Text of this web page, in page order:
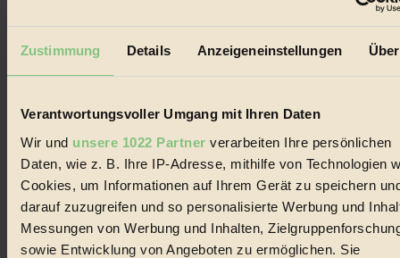
Zustimmung Details Anzeigeneinstellungen
Verantwortungsvoller Umgang mit Ihren Daten
Wir und unsere 1022 Partner verarbeiten Ihre persönlichen
Daten, wie z. B. Ihre IP-Adresse, mithilfe von Technologien
Cookies, um Informationen auf Ihrem Gerät zu speichern
darauf zuzugreifen und so personalisierte Werbung und
Messungen von Werbung und Inhalten,
sowie Entwicklung von Angeboten zu ermöglichen. Sie
Jetzt eintragen:
© 2026 Biorama GmbH
Impressum & Disclaimer
Datenschutz
Mediadaten